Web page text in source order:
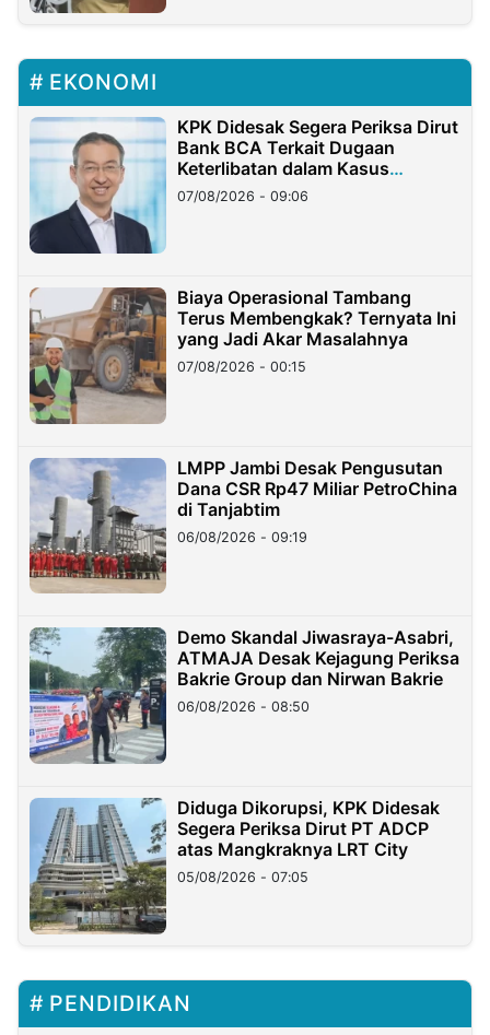
EKONOMI
KPK Didesak Segera Periksa Dirut
Bank BCA Terkait Dugaan
Keterlibatan dalam Kasus
Hilangnya Dana Nasabah Rp2,58
Miliar
07/08/2026 - 09:06
Biaya Operasional Tambang
Terus Membengkak? Ternyata Ini
yang Jadi Akar Masalahnya
07/08/2026 - 00:15
LMPP Jambi Desak Pengusutan
Dana CSR Rp47 Miliar PetroChina
di Tanjabtim
06/08/2026 - 09:19
Demo Skandal Jiwasraya-Asabri,
ATMAJA Desak Kejagung Periksa
Bakrie Group dan Nirwan Bakrie
06/08/2026 - 08:50
Diduga Dikorupsi, KPK Didesak
Segera Periksa Dirut PT ADCP
atas Mangkraknya LRT City
05/08/2026 - 07:05
PENDIDIKAN